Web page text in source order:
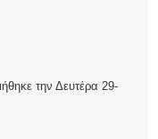
την Δευτέρα 29-